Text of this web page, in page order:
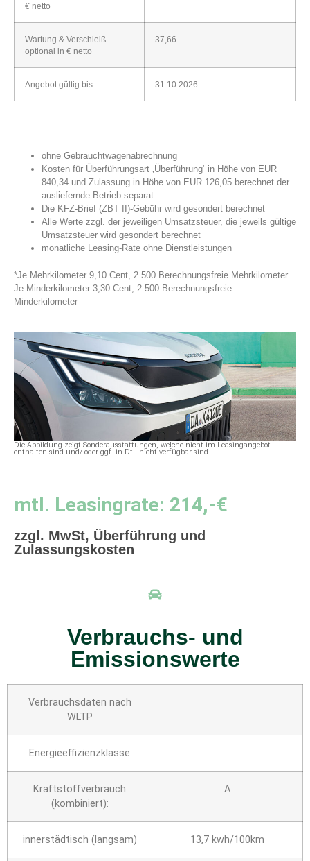
€ netto
Wartung & Verschleiß
optional in € netto
37,66
Angebot gültig bis 31.10.2026
ohne Gebrauchtwagenabrechnung
Kosten für Überführungsart ‚Überführung‘ in Höhe von EUR
840,34 und Zulassung in Höhe von EUR 126,05 berechnet der
ausliefernde Betrieb separat.
Die KFZ-Brief (ZBT II)-Gebühr wird gesondert berechnet
Alle Werte zzgl. der jeweiligen Umsatzsteuer, die jeweils gültige
Umsatzsteuer wird gesondert berechnet
monatliche Leasing-Rate ohne Dienstleistungen
*Je Mehrkilometer 9,10 Cent, 2.500 Berechnungsfreie Mehrkilometer
Je Minderkilometer 3,30 Cent, 2.500 Berechnungsfreie
Minderkilometer
Die Abbildung zeigt Sonderausstattungen, welche nicht im Leasingangebot
enthalten sind und/ oder ggf. in Dtl. nicht verfügbar sind.
mtl. Leasingrate: 214,-€
zzgl. MwSt, Überführung und
Zulassungskosten
Verbrauchs- und
Emissionswerte
Verbrauchsdaten nach
WLTP
Energieeffizienzklasse
Kraftstoffverbrauch
(kombiniert):
A
innerstädtisch (langsam) 13,7 kwh/100km